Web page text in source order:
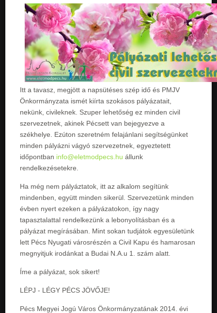
Itt a tavasz, megjött a napsütéses szép idő és PMJV
Önkormányzata ismét kiírta szokásos pályázatait,
nekünk, civileknek. Szuper lehetőség ez minden civil
szervezetnek, akinek Pécsett van bejegyezve a
székhelye. Ezúton szeretném felajánlani segítségünket
minden pályázni vágyó szervezetnek, egyeztetett
időpontban info@eletmodpecs.hu állunk
rendelkezésetekre.
Ha még nem pályáztatok, itt az alkalom segítünk
mindenben, együtt minden sikerül. Szervezetünk minden
évben nyert ezeken a pályázatokon, így nagy
tapasztalattal rendelkezünk a lebonyolításban és a
pályázat megírásában. Mint sokan tudjátok egyesületünk
lett Pécs Nyugati városrészén a Civil Kapu és hamarosan
megnyitjuk irodánkat a Budai N.A.u 1. szám alatt.
Íme a pályázat, sok sikert!
LÉPJ - LÉGY PÉCS JÖVŐJE!
Pécs Megyei Jogú Város Önkormányzatának 2014. évi